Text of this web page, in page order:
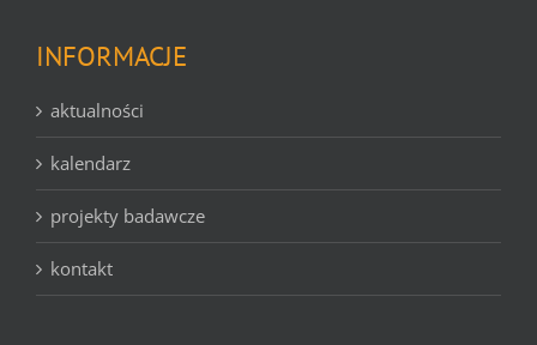
INFORMACJE
aktualności
kalendarz
projekty badawcze
kontakt